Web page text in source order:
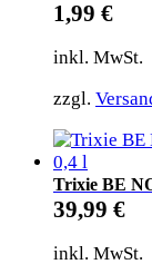
1,99 €
inkl. MwSt.
zzgl.
Trixie BE
39,99 €
inkl. MwSt.